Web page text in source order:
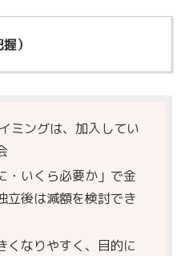
）
ミングは、加入してい
・いくら必要か」で金
立後は減額を検討でき
くなりやすく、目的に